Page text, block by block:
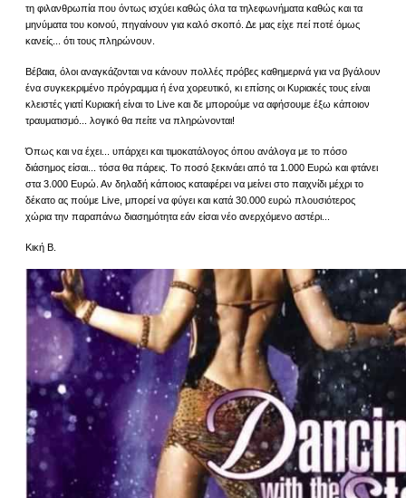
τη φιλανθρωπία που όντως ισχύει καθώς όλα τα τηλεφωνήματα καθώς και τα
μηνύματα του κοινού, πηγαίνουν για καλό σκοπό. Δε μας είχε πεί ποτέ όμως
κανείς... ότι τους πληρώνουν.
Βέβαια, όλοι αναγκάζονται να κάνουν πολλές πρόβες καθημερινά για να βγάλουν
ένα συγκεκριμένο πρόγραμμα ή ένα χορευτικό, κι επίσης οι Κυριακές τους είναι
κλειστές γιατί Κυριακή είναι το Live και δε μπορούμε να αφήσουμε έξω κάποιον
τραυματισμό... λογικό θα πείτε να πληρώνονται!
Όπως και να έχει... υπάρχει και τιμοκατάλογος όπου ανάλογα με το πόσο
διάσημος είσαι... τόσα θα πάρεις. Το ποσό ξεκινάει από τα 1.000 Ευρώ και φτάνει
στα 3.000 Ευρώ. Αν δηλαδή κάποιος καταφέρει να μείνει στο παιχνίδι μέχρι το
δέκατο ας πούμε Live, μπορεί να φύγει και κατά 30.000 ευρώ πλουσιότερος
χώρια την παραπάνω διασημότητα εάν είσαι νέο ανερχόμενο αστέρι...
Κική Β.